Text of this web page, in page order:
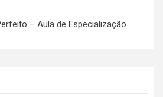
– Aula de Especialização